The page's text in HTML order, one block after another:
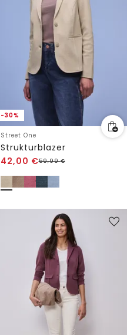
-30%
Street One
Strukturblazer
42,00 €59,99€